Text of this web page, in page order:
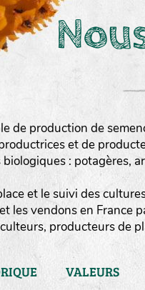
de production de
et de
: potagères,
et le suivi des
les vendons en France
producteurs de
VALEURS